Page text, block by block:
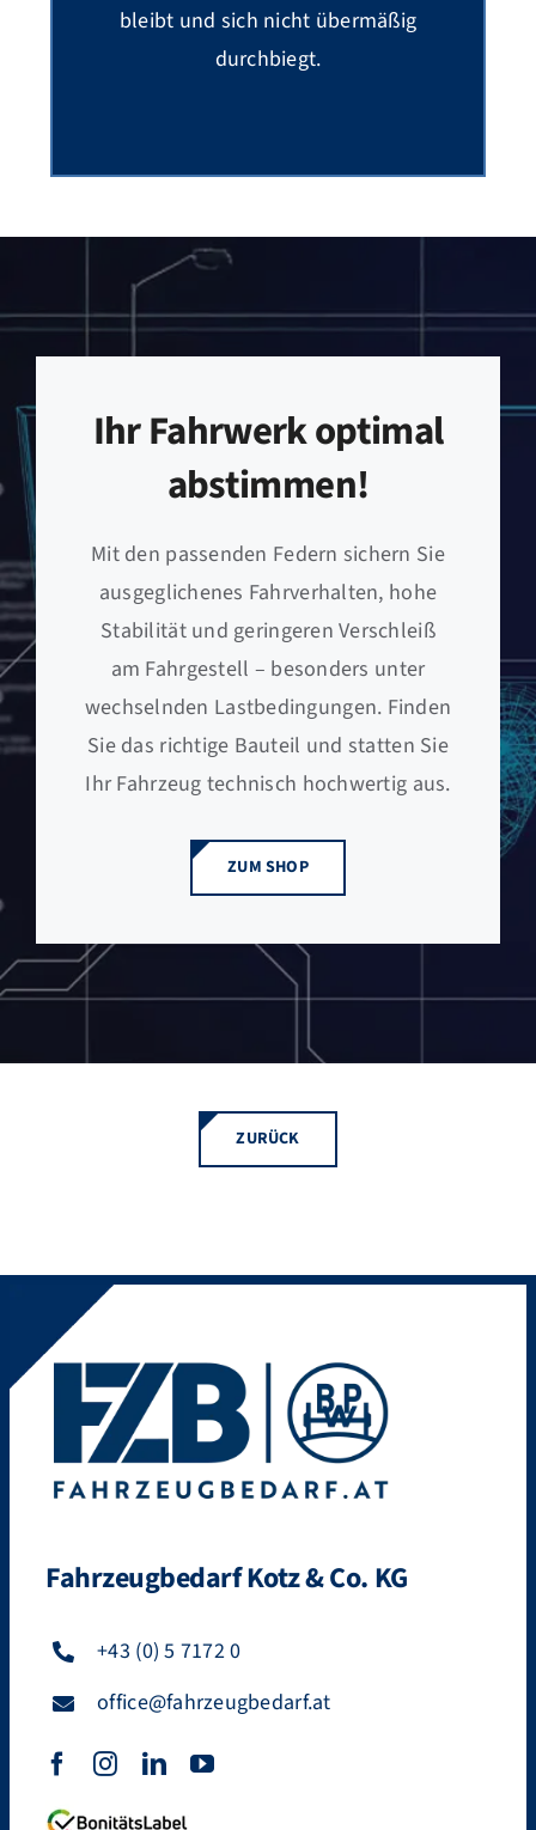
bleibt und sich nicht übermäßig
durchbiegt.
Ihr Fahrwerk optimal
abstimmen!
Mit den passenden Federn sichern Sie
ausgeglichenes Fahrverhalten, hohe
Stabilität und geringeren Verschleiß
am Fahrgestell – besonders unter
wechselnden Lastbedingungen. Finden
Sie das richtige Bauteil und statten Sie
Ihr Fahrzeug technisch hochwertig aus.
ZUM SHOP
ZURÜCK
Fahrzeugbedarf Kotz & Co. KG
+43 (0) 5 7172 0
office@fahrzeugbedarf.at